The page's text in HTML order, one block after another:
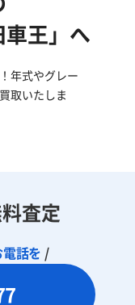
王」へ
年式やグレー
取いたしま
査定
電話を /